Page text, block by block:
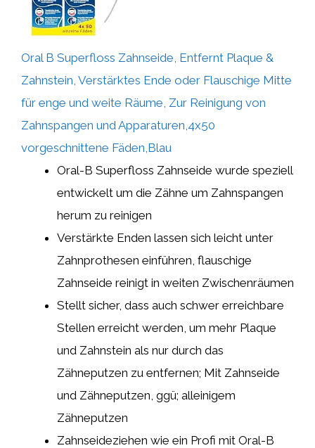
Oral B Superfloss Zahnseide, Entfernt Plaque &
Zahnstein, Verstärktes Ende oder Flauschige Mitte
für enge und weite Räume, Zur Reinigung von
Zahnspangen und Apparaturen,4x50
vorgeschnittene Fäden,Blau
Oral-B Superfloss Zahnseide wurde speziell
entwickelt um die Zähne um Zahnspangen
herum zu reinigen
Verstärkte Enden lassen sich leicht unter
Zahnprothesen einführen, flauschige
Zahnseide reinigt in weiten Zwischenräumen
Stellt sicher, dass auch schwer erreichbare
Stellen erreicht werden, um mehr Plaque
und Zahnstein als nur durch das
Zähneputzen zu entfernen; Mit Zahnseide
und Zähneputzen, ggü; alleinigem
Zähneputzen
Zahnseideziehen wie ein Profi mit Oral-B